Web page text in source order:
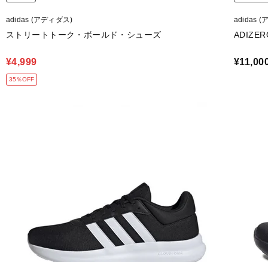
adidas (アディダス)
ストリートトーク・ボールド・シューズ
¥4,999
35％OFF
adidas (